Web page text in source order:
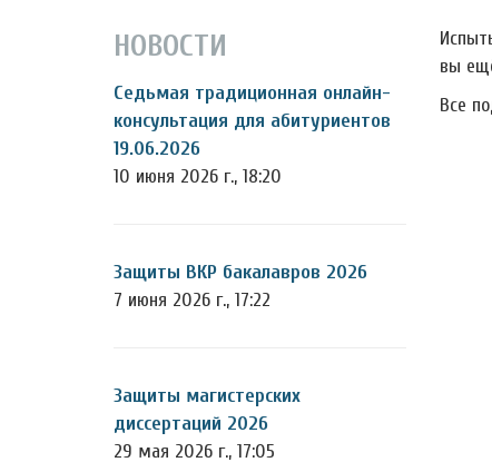
НОВОСТИ
Седьмая традиционная онлайн-
консультация для абитуриентов
19.06.2026
10 июня 2026 г., 18:20
Защиты ВКР бакалавров 2026
7 июня 2026 г., 17:22
Защиты магистерских
диссертаций 2026
29 мая 2026 г., 17:05
вы
Все